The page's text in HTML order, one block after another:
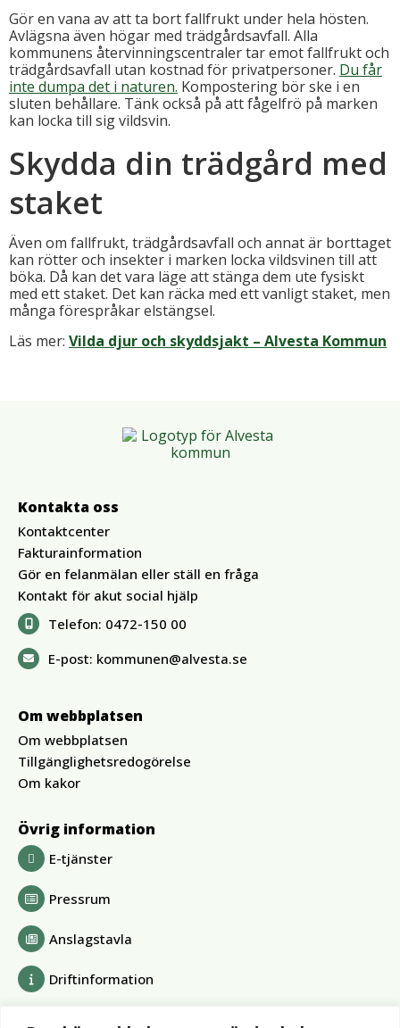
Gör en vana av att ta bort fallfrukt under hela hösten.
Avlägsna även högar med trädgårdsavfall. Alla
kommunens återvinningscentraler tar emot fallfrukt och
trädgårdsavfall utan kostnad för privatpersoner. Du får
inte dumpa det i naturen. Kompostering bör ske i en
sluten behållare. Tänk också på att fågelfrö på marken
kan locka till sig vildsvin.
Skydda din trädgård med
staket
Även om fallfrukt, trädgårdsavfall och annat är borttaget
kan rötter och insekter i marken locka vildsvinen till att
böka. Då kan det vara läge att stänga dem ute fysiskt
med ett staket. Det kan räcka med ett vanligt staket, men
många förespråkar elstängsel.
Läs mer: Vilda djur och skyddsjakt – Alvesta Kommun
Kontakta oss
Kontaktcenter
Fakturainformation
Gör en felanmälan eller ställ en fråga
Kontakt för akut social hjälp
Telefon: 0472-150 00
E-post: kommunen@alvesta.se
Om webbplatsen
Om webbplatsen
Tillgänglighetsredogörelse
Om kakor
Övrig information
E-tjänster
Pressrum
Anslagstavla
Driftinformation